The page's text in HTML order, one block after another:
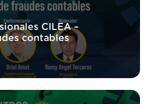
CILEA –
contables